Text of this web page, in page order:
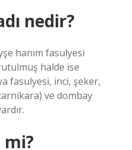
nedir?
hanım fasulyesi
halde ise
fasulyesi, inci, şeker,
ve dombay
mi?